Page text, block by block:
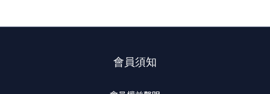
會員須知